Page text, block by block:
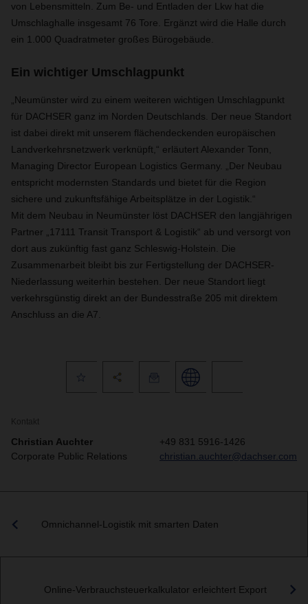
von Lebensmitteln. Zum Be- und Entladen der Lkw hat die
Umschlaghalle insgesamt 76 Tore. Ergänzt wird die Halle durch
ein 1.000 Quadratmeter großes Bürogebäude.
Ein wichtiger Umschlagpunkt
„Neumünster wird zu einem weiteren wichtigen Umschlagpunkt
für DACHSER ganz im Norden Deutschlands. Der neue Standort
ist dabei direkt mit unserem flächendeckenden europäischen
Landverkehrsnetzwerk verknüpft,“ erläutert Alexander Tonn,
Managing Director European Logistics Germany. „Der Neubau
entspricht modernsten Standards und bietet für die Region
sichere und zukunftsfähige Arbeitsplätze in der Logistik.“
Mit dem Neubau in Neumünster löst DACHSER den langjährigen
Partner „17111 Transit Transport & Logistik“ ab und versorgt von
dort aus zukünftig fast ganz Schleswig-Holstein. Die
Zusammenarbeit bleibt bis zur Fertigstellung der DACHSER-
Niederlassung weiterhin bestehen. Der neue Standort liegt
verkehrsgünstig direkt an der Bundesstraße 205 mit direktem
Anschluss an die A7.
Kontakt
Christian Auchter
Corporate Public Relations
+49 831 5916-1426
christian.auchter@dachser.com
Omnichannel-Logistik mit smarten Daten
Online-Verbrauchsteuerkalkulator erleichtert Export